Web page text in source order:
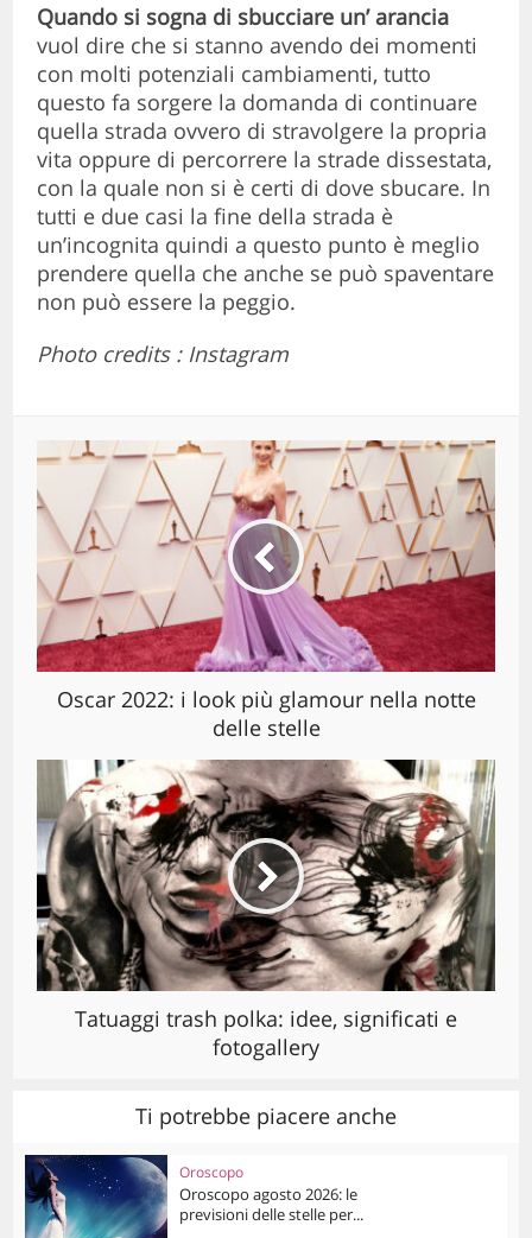
Quando si sogna di sbucciare un’ arancia
vuol dire che si stanno avendo dei momenti
con molti potenziali cambiamenti, tutto
questo fa sorgere la domanda di continuare
quella strada ovvero di stravolgere la propria
vita oppure di percorrere la strade dissestata,
con la quale non si è certi di dove sbucare. In
tutti e due casi la fine della strada è
un’incognita quindi a questo punto è meglio
prendere quella che anche se può spaventare
non può essere la peggio.
Photo credits : Instagram
Oscar 2022: i look più glamour nella notte
delle stelle
Tatuaggi trash polka: idee, significati e
fotogallery
Ti potrebbe piacere anche
Oroscopo
Oroscopo agosto 2026: le
previsioni delle stelle per...